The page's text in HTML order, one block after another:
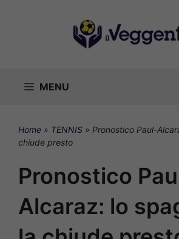
MENU
Home » TENNIS » Pronostico Paul-
chiude presto
Pronostico
Alcaraz: lo